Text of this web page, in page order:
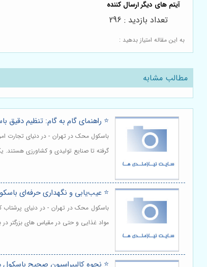
به این مقاله امتیاز بدهید :
تعداد بازدید : 296
مطالب مشابه
⭐️ راهنمای گام به گام: تنظیم
باسکول محک در تهران - در دنیای تجارت
گرفته تا صنایع تولیدی و کشاورزی
⭐️ عیب‌یابی و نگهداری حرفه‌ای
باسکول محک در تهران - در دنیای پرشتاب
مواد غذایی و حتی در مقیاس های بزرگتر